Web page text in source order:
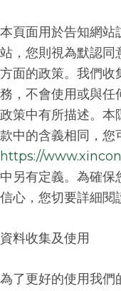
本頁面用於告知網站
站，您則視為默認同
方面的政策。我們收
務，不會使用或與任
政策中有所描述。本
款中的含義相同，您
https://
中另有定義。為確保
信心，您切要詳細閱
資料收集及使用
為了更好的使用我們